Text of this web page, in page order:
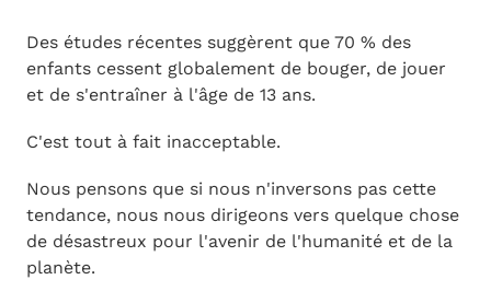
Des études récentes suggèrent que 70 % des
enfants cessent globalement de bouger, de jouer
et de s'entraîner à l'âge de 13 ans.
C'est tout à fait inacceptable.
Nous pensons que si nous n'inversons pas cette
tendance, nous nous dirigeons vers quelque chose
de désastreux pour l'avenir de l'humanité et de la
planète.